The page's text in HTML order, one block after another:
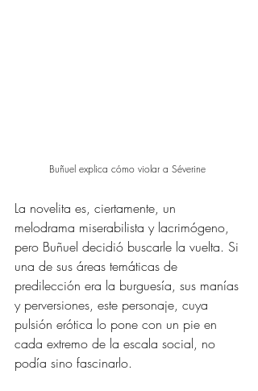
Buñuel explica cómo violar a Séverine
La novelita es, ciertamente, un
melodrama miserabilista y lacrimógeno,
pero Buñuel decidió buscarle la vuelta. Si
una de sus áreas temáticas de
predilección era la burguesía, sus manías
y perversiones, este personaje, cuya
pulsión erótica lo pone con un pie en
cada extremo de la escala social, no
podía sino fascinarlo.